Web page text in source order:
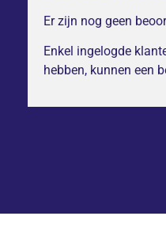
Er zijn nog geen
Enkel ingelogde
hebben, kunnen een